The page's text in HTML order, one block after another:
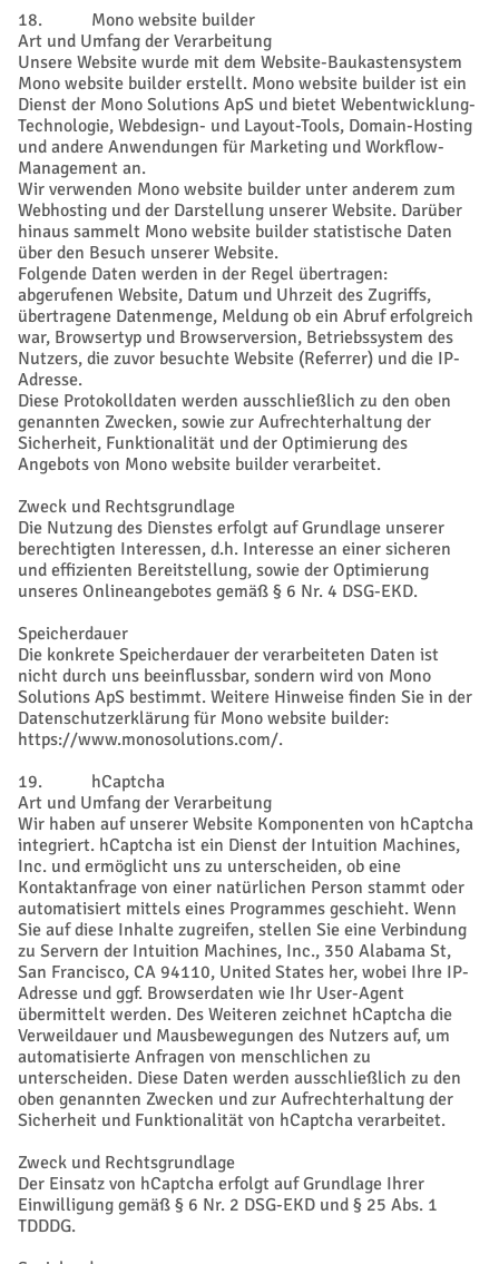
18. Mono website builder
Art und Umfang der Verarbeitung
Unsere Website wurde mit dem Website-Baukastensystem
Mono website builder erstellt. Mono website builder ist ein
Dienst der Mono Solutions ApS und bietet Webentwicklung-
Technologie, Webdesign- und Layout-Tools, Domain-Hosting
und andere Anwendungen für Marketing und Workflow-
Management an.
Wir verwenden Mono website builder unter anderem zum
Webhosting und der Darstellung unserer Website. Darüber
hinaus sammelt Mono website builder statistische Daten
über den Besuch unserer Website.
Folgende Daten werden in der Regel übertragen:
abgerufenen Website, Datum und Uhrzeit des Zugriffs,
übertragene Datenmenge, Meldung ob ein Abruf erfolgreich
war, Browsertyp und Browserversion, Betriebssystem des
Nutzers, die zuvor besuchte Website (Referrer) und die IP-
Adresse.
Diese Protokolldaten werden ausschließlich zu den oben
genannten Zwecken, sowie zur Aufrechterhaltung der
Sicherheit, Funktionalität und der Optimierung des
Angebots von Mono website builder verarbeitet.
Zweck und Rechtsgrundlage
Die Nutzung des Dienstes erfolgt auf Grundlage unserer
berechtigten Interessen, d.h. Interesse an einer sicheren
und effizienten Bereitstellung, sowie der Optimierung
unseres Onlineangebotes gemäß § 6 Nr. 4 DSG-EKD.
Speicherdauer
Die konkrete Speicherdauer der verarbeiteten Daten ist
nicht durch uns beeinflussbar, sondern wird von Mono
Solutions ApS bestimmt. Weitere Hinweise finden Sie in der
Datenschutzerklärung für Mono website builder:
https://www.monosolutions.com/.
19. hCaptcha
Art und Umfang der Verarbeitung
Wir haben auf unserer Website Komponenten von hCaptcha
integriert. hCaptcha ist ein Dienst der Intuition Machines,
Inc. und ermöglicht uns zu unterscheiden, ob eine
Kontaktanfrage von einer natürlichen Person stammt oder
automatisiert mittels eines Programmes geschieht. Wenn
Sie auf diese Inhalte zugreifen, stellen Sie eine Verbindung
zu Servern der Intuition Machines, Inc., 350 Alabama St,
San Francisco, CA 94110, United States her, wobei Ihre IP-
Adresse und ggf. Browserdaten wie Ihr User-Agent
übermittelt werden. Des Weiteren zeichnet hCaptcha die
Verweildauer und Mausbewegungen des Nutzers auf, um
automatisierte Anfragen von menschlichen zu
unterscheiden. Diese Daten werden ausschließlich zu den
oben genannten Zwecken und zur Aufrechterhaltung der
Sicherheit und Funktionalität von hCaptcha verarbeitet.
Zweck und Rechtsgrundlage
Der Einsatz von hCaptcha erfolgt auf Grundlage Ihrer
Einwilligung gemäß § 6 Nr. 2 DSG-EKD und § 25 Abs. 1
TDDDG.